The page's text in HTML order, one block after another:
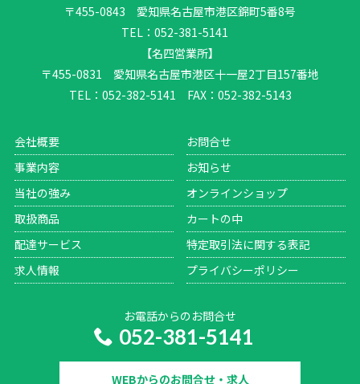
〒455-0843 愛知県名古屋市港区錦町5番8号
TEL：052-381-5141
【名四営業所】
〒455-0831 愛知県名古屋市港区十一屋2丁目157番地
TEL：052-382-5141 FAX：052-382-5143
会社概要
事業内容
当社の強み
取扱商品
配達サービス
求人情報
お問合せ
お知らせ
オンラインショップ
カートの中
特定取引法に関する表記
プライバシーポリシー
お電話からのお問合せ
052-381-5141
WEBからのお問合せ・求人